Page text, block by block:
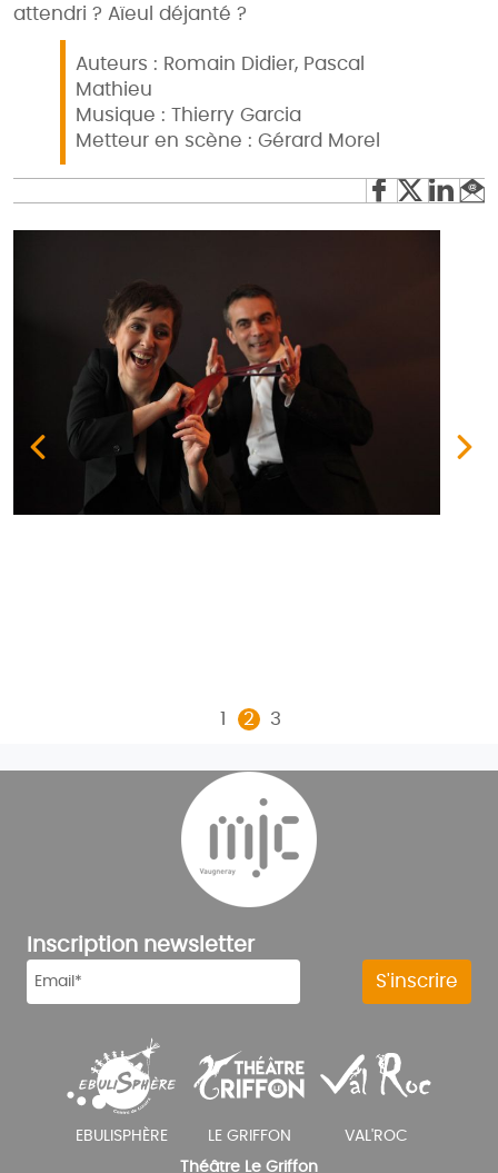
attendri ? Aïeul déjanté ?
Auteurs : Romain Didier, Pascal
Mathieu
Musique : Thierry Garcia
Metteur en scène : Gérard Morel
1 2 3
Inscription newsletter
Théâtre Le Griffon